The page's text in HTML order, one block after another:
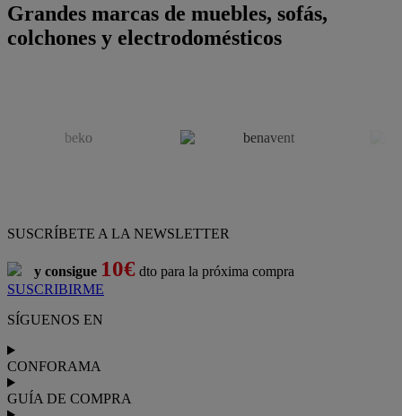
Grandes marcas de muebles, sofás,
colchones y electrodomésticos
SUSCRÍBETE A LA NEWSLETTER
y consigue 10€ dto para la próxima compra
SUSCRIBIRME
SÍGUENOS EN
CONFORAMA
GUÍA DE COMPRA